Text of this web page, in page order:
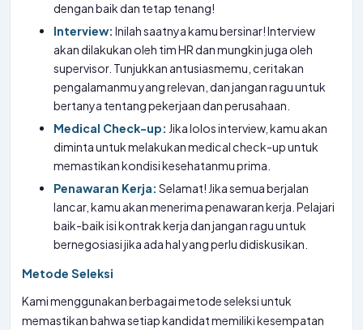
dengan baik dan tetap tenang!
Interview: Inilah saatnya kamu bersinar! Interview
akan dilakukan oleh tim HR dan mungkin juga oleh
supervisor. Tunjukkan antusiasmemu, ceritakan
pengalamanmu yang relevan, dan jangan ragu untuk
bertanya tentang pekerjaan dan perusahaan.
Medical Check-up: Jika lolos interview, kamu akan
diminta untuk melakukan medical check-up untuk
memastikan kondisi kesehatanmu prima.
Penawaran Kerja: Selamat! Jika semua berjalan
lancar, kamu akan menerima penawaran kerja. Pelajari
baik-baik isi kontrak kerja dan jangan ragu untuk
bernegosiasi jika ada hal yang perlu didiskusikan.
Metode Seleksi
Kami menggunakan berbagai metode seleksi untuk
memastikan bahwa setiap kandidat memiliki kesempatan